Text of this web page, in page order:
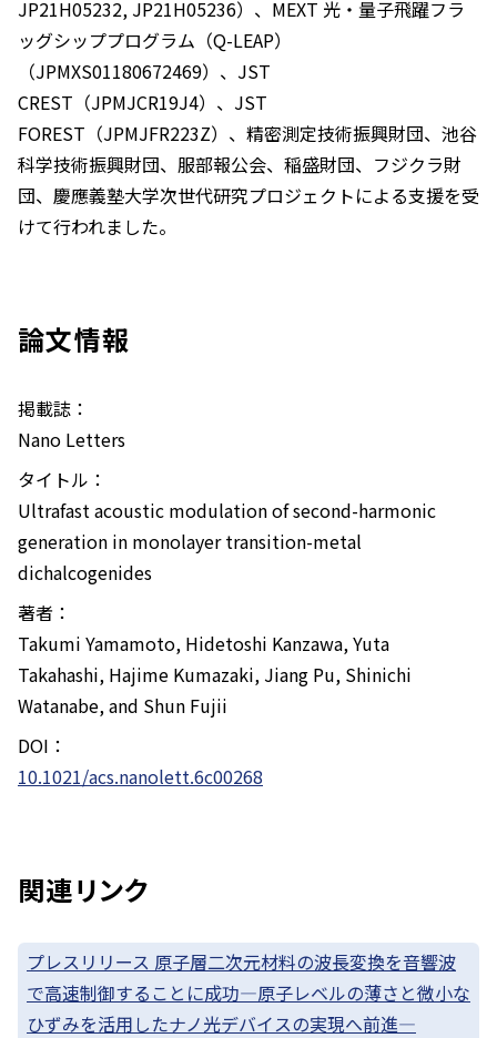
JP21H05232, JP21H05236）、MEXT 光・量子飛躍フラ
ッグシッププログラム（Q-LEAP）
（JPMXS01180672469）、JST
CREST（JPMJCR19J4）、JST
FOREST（JPMJFR223Z）、精密測定技術振興財団、池谷
科学技術振興財団、服部報公会、稲盛財団、フジクラ財
団、慶應義塾大学次世代研究プロジェクトによる支援を受
けて行われました。
論文情報
掲載誌：
Nano Letters
タイトル：
Ultrafast acoustic modulation of second-harmonic
generation in monolayer transition-metal
dichalcogenides
著者：
Takumi Yamamoto, Hidetoshi Kanzawa, Yuta
Takahashi, Hajime Kumazaki, Jiang Pu, Shinichi
Watanabe, and Shun Fujii
DOI：
10.1021/acs.nanolett.6c00268
関連リンク
プレスリリース 原子層二次元材料の波長変換を音響波
で高速制御することに成功—原子レベルの薄さと微小な
ひずみを活用したナノ光デバイスの実現へ前進—